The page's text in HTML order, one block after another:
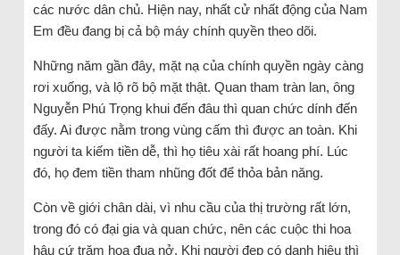
các nước dân chủ. Hiện nay, nhất cử nhất động của Nam
Em đều đang bị cả bộ máy chính quyền theo dõi.
Những năm gần đây, mặt nạ của chính quyền ngày càng
rơi xuống, và lộ rõ bộ mặt thật. Quan tham tràn lan, ông
Nguyễn Phú Trọng khui đến đâu thì quan chức dính đến
đấy. Ai được nằm trong vùng cấm thì được an toàn. Khi
người ta kiếm tiền dễ, thì họ tiêu xài rất hoang phí. Lúc
đó, họ đem tiền tham nhũng đốt để thỏa bản năng.
Còn về giới chân dài, vì nhu cầu của thị trường rất lớn,
trong đó có đại gia và quan chức, nên các cuộc thi hoa
hậu cứ trăm hoa đua nở. Khi người đẹp có danh hiệu thì